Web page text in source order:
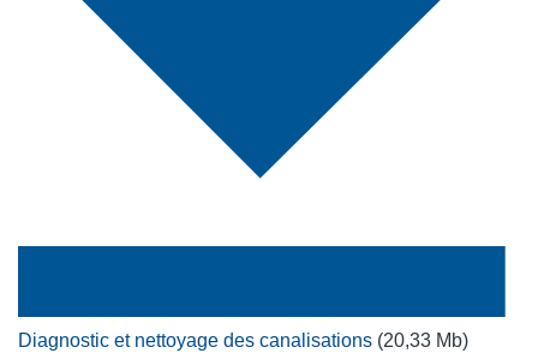
Diagnostic et nettoyage des canalisations (20,33 Mb)